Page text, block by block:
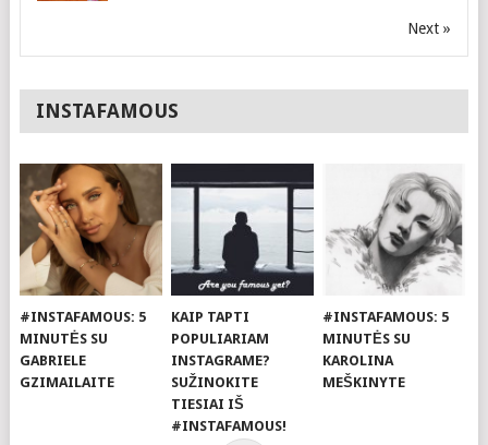
Next »
INSTAFAMOUS
#INSTAFAMOUS: 5
MINUTĖS SU
GABRIELE
GZIMAILAITE
KAIP TAPTI
POPULIARIAM
INSTAGRAME?
SUŽINOKITE
TIESIAI IŠ
#INSTAFAMOUS!
#INSTAFAMOUS: 5
MINUTĖS SU
KAROLINA
MEŠKINYTE